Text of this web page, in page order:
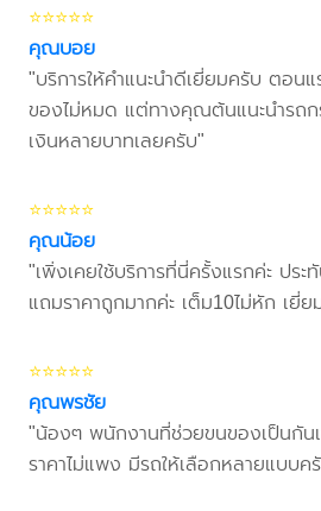
⭐⭐⭐⭐⭐
คุณบอย
"บริการให้คำแนะนำดีเยี่ยมครับ ตอน
ของไม่หมด แต่ทางคุณต้นแนะนำรถก
เงินหลายบาทเลยครับ"
⭐⭐⭐⭐⭐
คุณน้อย
"เพิ่งเคยใช้บริการที่นี่ครั้งแรกค่ะ ประ
แถมราคาถูกมากค่ะ เต็ม10ไม่หัก เยี่ย
⭐⭐⭐⭐⭐
คุณพรชัย
"น้องๆ พนักงานที่ช่วยขนของเป็นกัน
ราคาไม่แพง มีรถให้เลือกหลายแบบค